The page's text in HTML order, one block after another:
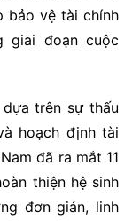
bảo vệ tài chính
giai đoạn cuộc
trên sự thấu
hoạch định tài
đã ra mắt 11
thiện hệ sinh
đơn giản, linh